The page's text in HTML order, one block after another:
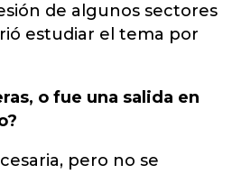
de algunos sectores
estudiar el tema por
o fue una salida en
pero no se